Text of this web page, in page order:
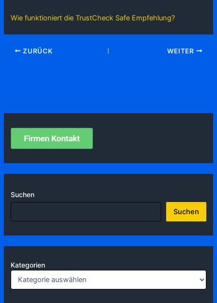
Suchen
Suchen
Kategorien
Wie funktioniert die TrustCheck Safe Empfehlung?
ZURÜCK WEITER